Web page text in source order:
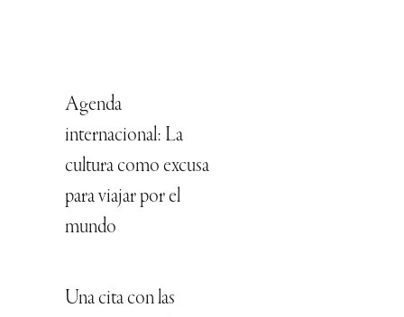
Agenda
internacional: La
cultura como excusa
para viajar por el
mundo
Una cita con las